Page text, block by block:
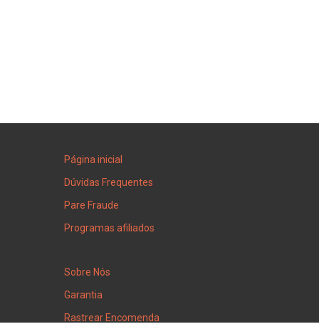
Página inicial
Dúvidas Frequentes
Pare Fraude
Programas afiliados
Sobre Nós
Garantia
Rastrear Encomenda